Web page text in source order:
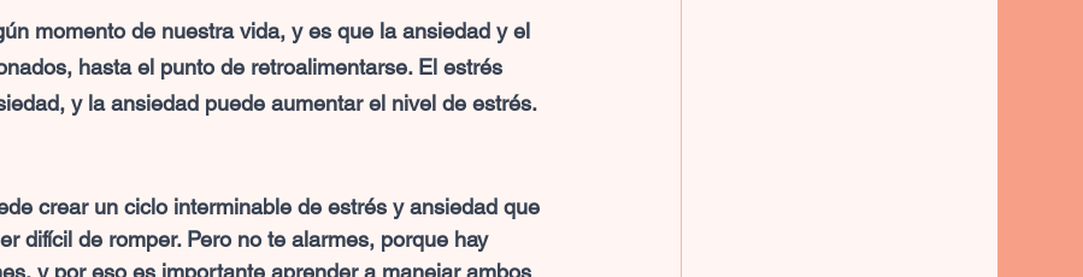
momento de nuestra vida, y es que la ansiedad y el
hasta el punto de retroalimentarse. El estrés
y la ansiedad puede aumentar el nivel de estrés.
crear un ciclo interminable de estrés y ansiedad que
difícil de romper. Pero no te alarmes, porque hay
y por eso es importante aprender a manejar ambos